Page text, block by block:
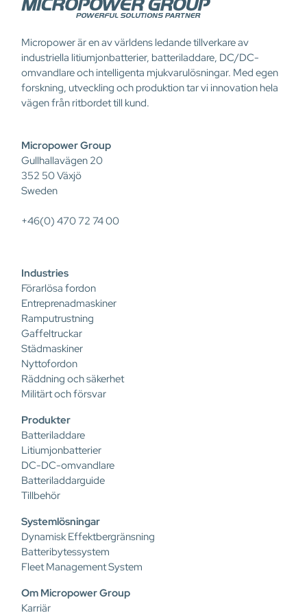
Micropower är en av världens ledande tillverkare av
industriella litiumjonbatterier, batteriladdare, DC/DC-
omvandlare och intelligenta mjukvarulösningar. Med egen
forskning, utveckling och produktion tar vi innovation hela
vägen från ritbordet till kund.
Micropower Group
Gullhallavägen 20
352 50 Växjö
Sweden
+46(0) 470 72 74 00
Industries
Förarlösa fordon
Entreprenadmaskiner
Ramputrustning
Gaffeltruckar
Städmaskiner
Nyttofordon
Räddning och säkerhet
Militärt och försvar
Produkter
Batteriladdare
Litiumjonbatterier
DC-DC-omvandlare
Batteriladdarguide
Tillbehör
Systemlösningar
Dynamisk Effektbergränsning
Batteribytessystem
Fleet Management System
Om Micropower Group
Karriär